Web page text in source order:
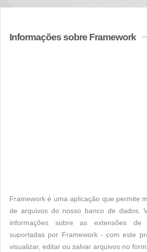
Informações sobre Framework
Framework é uma aplicação que permite
de arquivos do nosso banco de dados.
informações sobre as extensões de
suportadas por Framework - com este
visualizar, editar ou salvar arquivos no